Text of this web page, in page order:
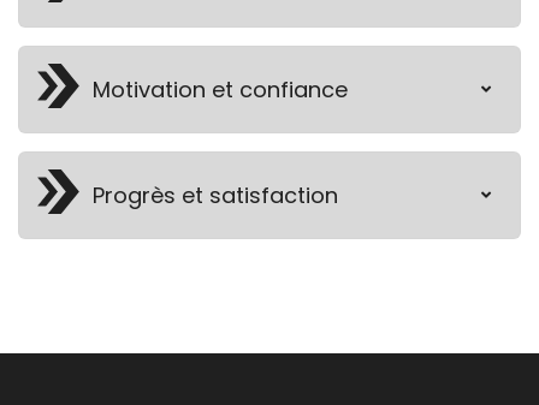
Motivation et confiance
Progrès et satisfaction